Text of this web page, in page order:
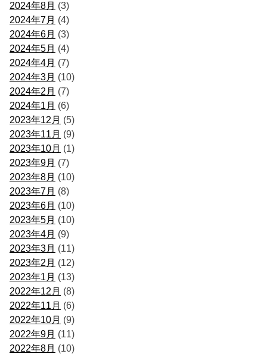
2024年8月 (3)
2024年7月 (4)
2024年6月 (3)
2024年5月 (4)
2024年4月 (7)
2024年3月 (10)
2024年2月 (7)
2024年1月 (6)
2023年12月 (5)
2023年11月 (9)
2023年10月 (1)
2023年9月 (7)
2023年8月 (10)
2023年7月 (8)
2023年6月 (10)
2023年5月 (10)
2023年4月 (9)
2023年3月 (11)
2023年2月 (12)
2023年1月 (13)
2022年12月 (8)
2022年11月 (6)
2022年10月 (9)
2022年9月 (11)
2022年8月 (10)